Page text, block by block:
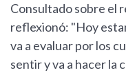
Consultado sobre el
reflexionó: "Hoy
va a evaluar por los
sentir y va a hacer la